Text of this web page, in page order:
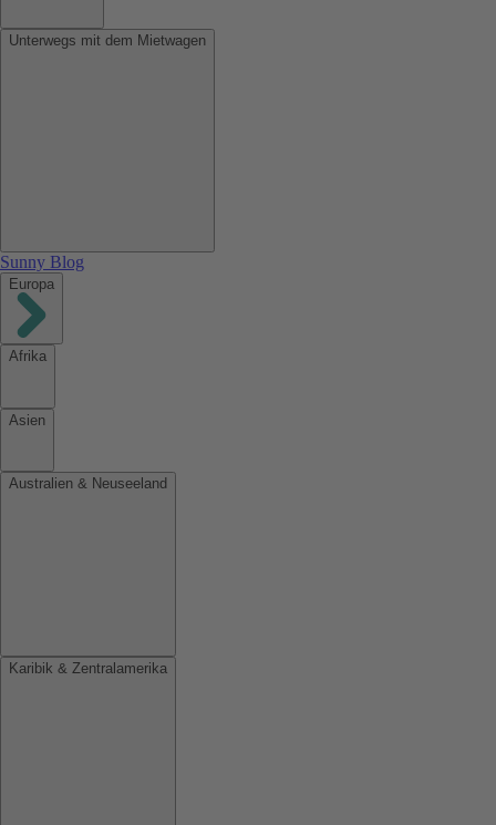
Unterwegs mit dem Mietwagen
Sunny Blog
Europa
Afrika
Asien
Australien & Neuseeland
Karibik & Zentralamerika